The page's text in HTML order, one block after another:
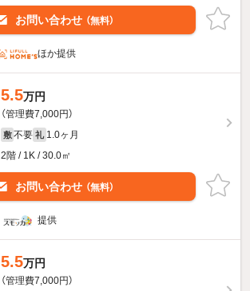
お問い合わせ （無料）
ほか提供
5.5万円
（管理費7,000円）
敷 不要 礼 1.0ヶ月
2階 / 1K / 30.0㎡
お問い合わせ （無料）
提供
5.5万円
（管理費7,000円）